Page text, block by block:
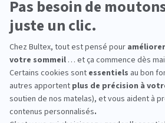
chacun.
*Marque la plus détenue : 18 599
interrogées de février 2019 à mars
LITRIMARCHE
essayez avant
Passez en magasin et
modèles. Testez différentes
ressentis, quelques minutes à